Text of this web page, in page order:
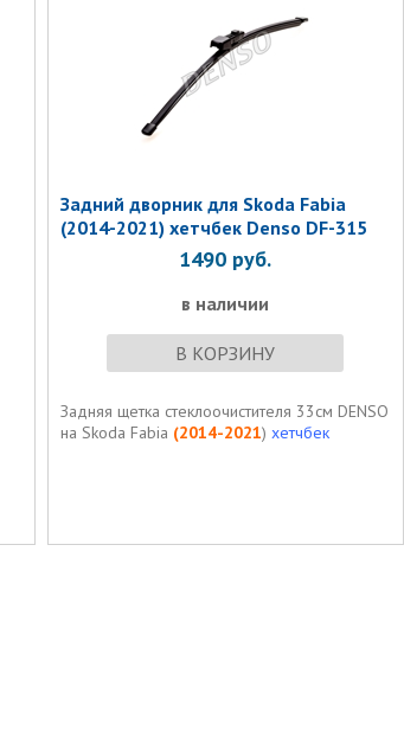
Задний дворник для Skoda Fabia
(2014-2021) хетчбек Denso DF-315
1490 руб.
в наличии
В КОРЗИНУ
Задняя щетка стеклоочистителя 33см DENSO
на Skoda Fabia (2014-2021) хетчбек